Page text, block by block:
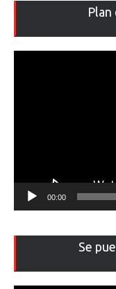
Plan
00:00
Se